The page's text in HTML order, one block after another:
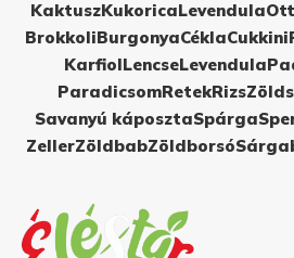
KaktuszKukoricaLevendula
BrokkoliBurgonyaCéklaCukkini
KarfiolLencseLevendula
ParadicsomRetekRizs
Savanyú káposztaSpárga
ZellerZöldbabZöldborsó